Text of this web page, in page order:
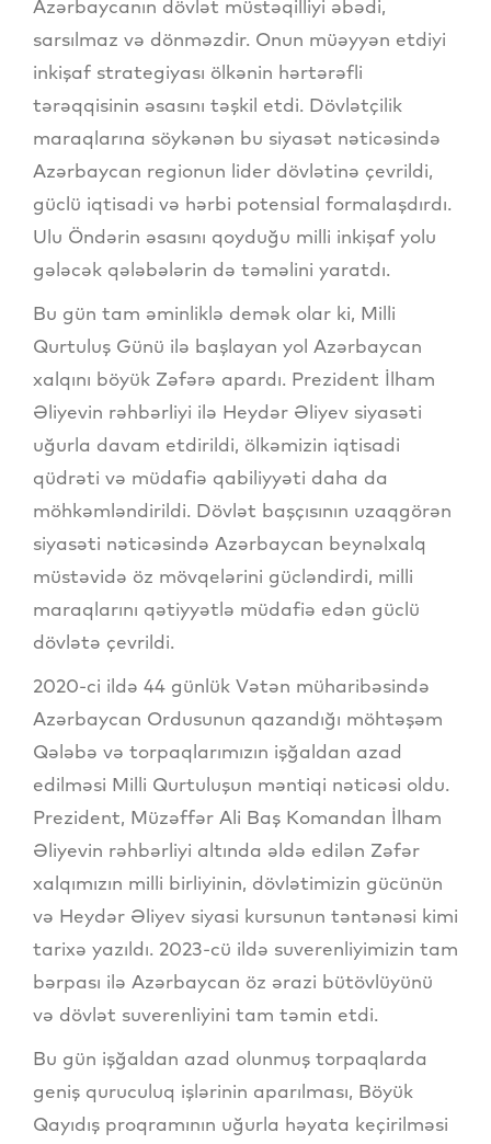
Azərbaycanın dövlət müstəqilliyi əbədi,
sarsılmaz və dönməzdir. Onun müəyyən etdiyi
inkişaf strategiyası ölkənin hərtərəfli
tərəqqisinin əsasını təşkil etdi. Dövlətçilik
maraqlarına söykənən bu siyasət nəticəsində
Azərbaycan regionun lider dövlətinə çevrildi,
güclü iqtisadi və hərbi potensial formalaşdırdı.
Ulu Öndərin əsasını qoyduğu milli inkişaf yolu
gələcək qələbələrin də təməlini yaratdı.
Bu gün tam əminliklə demək olar ki, Milli
Qurtuluş Günü ilə başlayan yol Azərbaycan
xalqını böyük Zəfərə apardı. Prezident İlham
Əliyevin rəhbərliyi ilə Heydər Əliyev siyasəti
uğurla davam etdirildi, ölkəmizin iqtisadi
qüdrəti və müdafiə qabiliyyəti daha da
möhkəmləndirildi. Dövlət başçısının uzaqgörən
siyasəti nəticəsində Azərbaycan beynəlxalq
müstəvidə öz mövqelərini gücləndirdi, milli
maraqlarını qətiyyətlə müdafiə edən güclü
dövlətə çevrildi.
2020-ci ildə 44 günlük Vətən müharibəsində
Azərbaycan Ordusunun qazandığı möhtəşəm
Qələbə və torpaqlarımızın işğaldan azad
edilməsi Milli Qurtuluşun məntiqi nəticəsi oldu.
Prezident, Müzəffər Ali Baş Komandan İlham
Əliyevin rəhbərliyi altında əldə edilən Zəfər
xalqımızın milli birliyinin, dövlətimizin gücünün
və Heydər Əliyev siyasi kursunun təntənəsi kimi
tarixə yazıldı. 2023-cü ildə suverenliyimizin tam
bərpası ilə Azərbaycan öz ərazi bütövlüyünü
və dövlət suverenliyini tam təmin etdi.
Bu gün işğaldan azad olunmuş torpaqlarda
geniş quruculuq işlərinin aparılması, Böyük
Qayıdış proqramının uğurla həyata keçirilməsi